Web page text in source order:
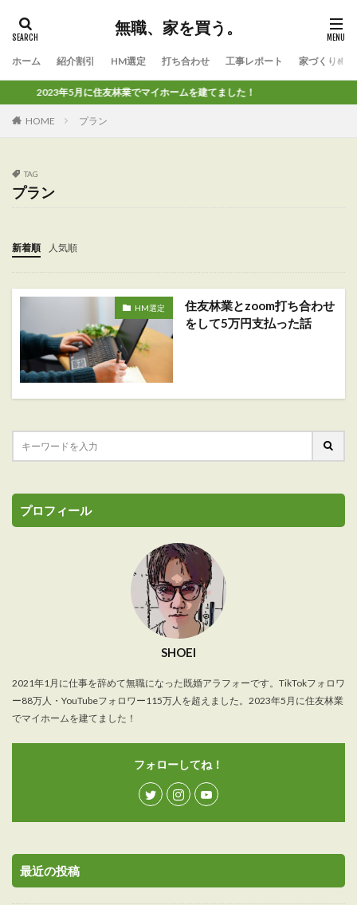
無職、家を買う。
ホーム 紹介割引 HM選定 打ち合わせ 工事レポート 家づくりの
2023年5月に住友林業でマイホームを建てました！
HOME プラン
TAG
プラン
新着順 人気順
HM選定
住友林業とzoom打ち合わせ
をして5万円支払った話
プロフィール
SHOEI
2021年1月に仕事を辞めて無職になった既婚アラフォーです。TikTokフォロワ
ー88万人・YouTubeフォロワー115万人を超えました。2023年5月に住友林業
でマイホームを建てました！
フォローしてね！
最近の投稿